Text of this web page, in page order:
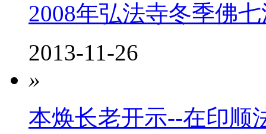
2008年弘法寺冬季佛
2013-11-26
»
本焕长老开示--在印顺